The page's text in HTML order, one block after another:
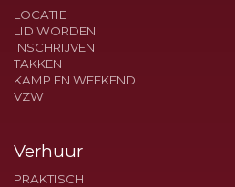
LOCATIE
LID WORDEN
INSCHRIJVEN
TAKKEN
KAMP EN WEEKEND
VZW
Verhuur
PRAKTISCH